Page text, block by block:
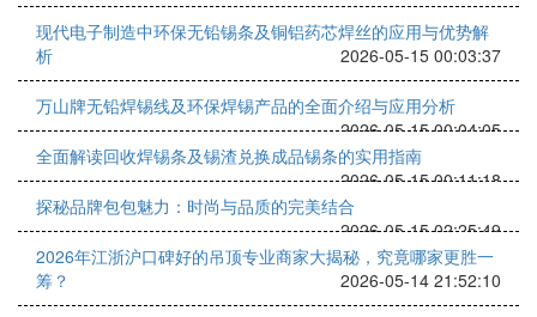
现代电子制造中环保无铅锡条及铜铝药芯焊丝的应用与优势解
析
2026-05-15 00:03:37
万山牌无铅焊锡线及环保焊锡产品的全面介绍与应用分析
2026-05-15 00:04:05
全面解读回收焊锡条及锡渣兑换成品锡条的实用指南
2026-05-15 00:11:18
探秘品牌包包魅力：时尚与品质的完美结合
2026-05-15 02:25:49
2026年江浙沪口碑好的吊顶专业商家大揭秘，究竟哪家更胜一
筹？
2026-05-14 21:52:10